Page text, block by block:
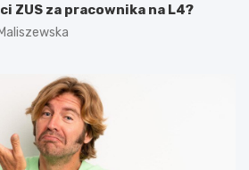
ZUS za pracownika na L4?